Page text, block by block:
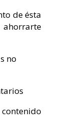
de ésta
no